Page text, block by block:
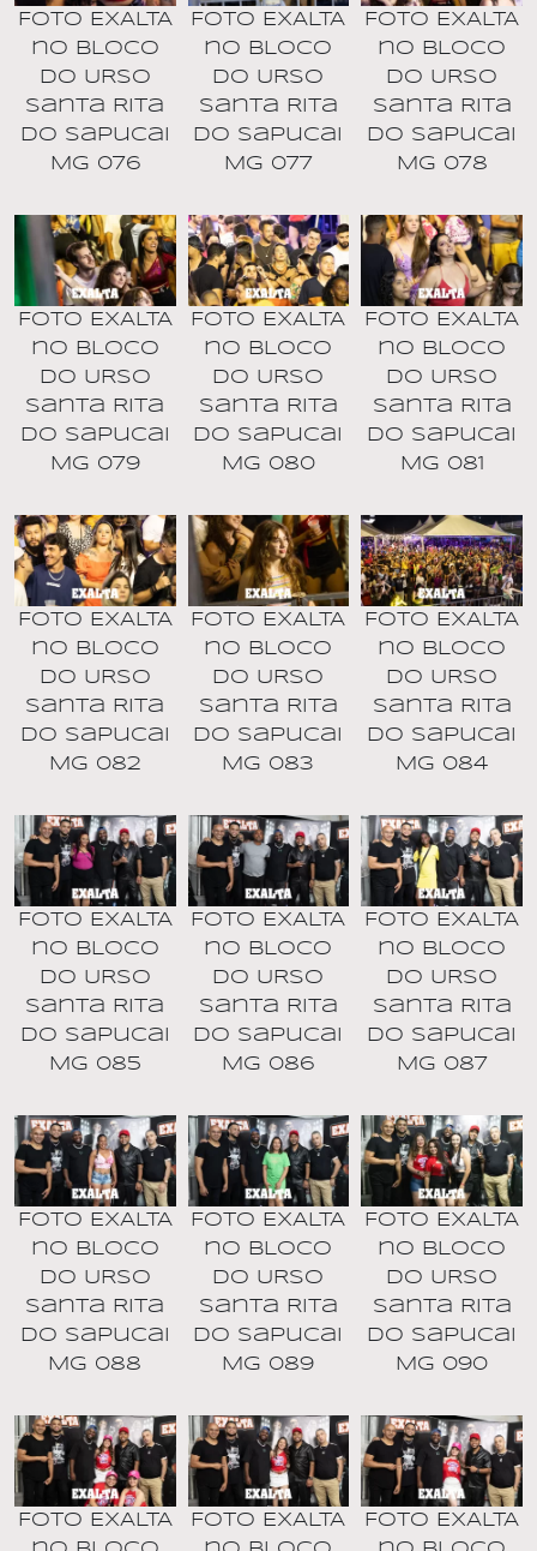
Foto EXALTA
no BLOCO
DO URSO
Santa Rita
do Sapucai
MG 076
Foto EXALTA
no BLOCO
DO URSO
Santa Rita
do Sapucai
MG 077
Foto EXALTA
no BLOCO
DO URSO
Santa Rita
do Sapucai
MG 078
Foto EXALTA
no BLOCO
DO URSO
Santa Rita
do Sapucai
MG 079
Foto EXALTA
no BLOCO
DO URSO
Santa Rita
do Sapucai
MG 080
Foto EXALTA
no BLOCO
DO URSO
Santa Rita
do Sapucai
MG 081
Foto EXALTA
no BLOCO
DO URSO
Santa Rita
do Sapucai
MG 082
Foto EXALTA
no BLOCO
DO URSO
Santa Rita
do Sapucai
MG 083
Foto EXALTA
no BLOCO
DO URSO
Santa Rita
do Sapucai
MG 084
Foto EXALTA
no BLOCO
DO URSO
Santa Rita
do Sapucai
MG 085
Foto EXALTA
no BLOCO
DO URSO
Santa Rita
do Sapucai
MG 086
Foto EXALTA
no BLOCO
DO URSO
Santa Rita
do Sapucai
MG 087
Foto EXALTA
no BLOCO
DO URSO
Santa Rita
do Sapucai
MG 088
Foto EXALTA
no BLOCO
DO URSO
Santa Rita
do Sapucai
MG 089
Foto EXALTA
no BLOCO
DO URSO
Santa Rita
do Sapucai
MG 090
Foto EXALTA
Foto EXALTA
Foto EXALTA